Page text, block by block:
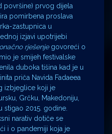
površine) prvog dijela
pomirbena proslava
zastupnica u
izjavi upotrijebi
rješenjegovoreći o
je smijeh festivalske
duboka tišina kad je u
priča Navida Fadaeea
izbjeglice koji je
Grčku, Makedoniju,
stigao 2015. godine.
narativ dotiče se
i o pandemiji koja je